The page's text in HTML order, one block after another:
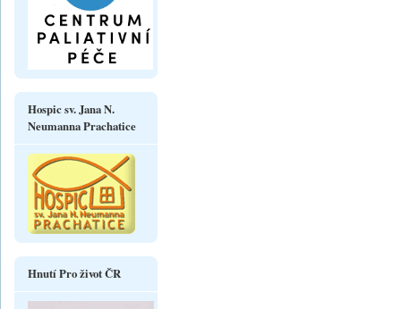
Hospic sv. Jana N.
Neumanna Prachatice
Hnutí Pro život ČR